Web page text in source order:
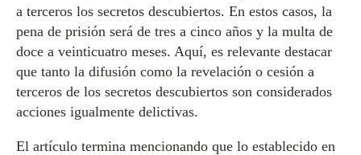
a terceros los secretos descubiertos. En estos casos, la
pena de prisión será de tres a cinco años y la multa de
doce a veinticuatro meses. Aquí, es relevante destacar
que tanto la difusión como la revelación o cesión a
terceros de los secretos descubiertos son considerados
acciones igualmente delictivas.
El artículo termina mencionando que lo establecido en